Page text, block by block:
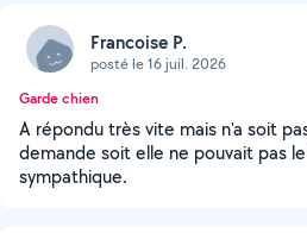
Francoise P.
posté le 16 juil. 2026
Garde chien
A répondu très vite mais n'a soit
demande soit elle ne pouvait pas
sympathique.